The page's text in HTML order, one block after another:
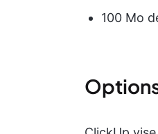
100 Mo